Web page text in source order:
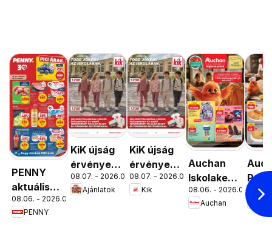
PENNY
aktuális
akciós
újság
08.06. - 2026.08.12.
PENNY
KiK újság
érvényessége
2026.08.16-
ig
08.07. - 2026.08.16.
Ajánlatok
KiK újság
érvényessége
2026.08.16-
ig
08.07. - 2026.08.16.
Kik
Auchan
Iskolakezdés
ajánlatok
08.06. - 2026.08.19.
Auchan